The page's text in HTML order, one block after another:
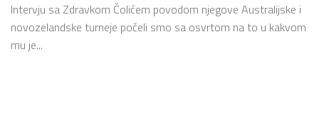
Intervju sa Zdravkom Čolićem povodom njegove Australijske i
novozelandske turneje počeli smo sa osvrtom na to u kakvom
mu je...